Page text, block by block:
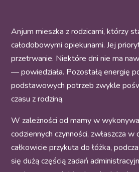
Anjum mieszka z rodzicami, którzy
całodobowymi opiekunami. Jej
przetrwanie. Niektóre dni nie ma
— powiedziała. Pozostałą energię
podstawowych potrzeb zwykle
czasu z rodziną.
W zależności od mamy w
codziennych czynności, zwłaszcza
całkowicie przykuta do łóżka,
się dużą częścią zadań